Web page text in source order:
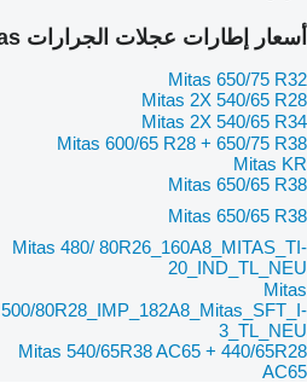
أسعار إطارات عجلات الجرارات Mitas
Mitas 650/75 R32
Mitas 2X 540/65 R28
Mitas 2X 540/65 R34
Mitas 600/65 R28 + 650/75 R38
Mitas KR
Mitas 650/65 R38
Mitas 650/65 R38
Mitas 480/ 80R26_160A8_MITAS_TI-
20_IND_TL_NEU
Mitas
500/80R28_IMP_182A8_Mitas_SFT_I-
3_TL_NEU
Mitas 540/65R38 AC65 + 440/65R28
AC65